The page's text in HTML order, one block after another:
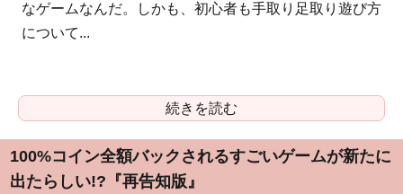
なゲームなんだ。しかも、初心者も手取り足取り遊び方
について...
続きを読む
100%コイン全額バックされるすごいゲームが新たに
出たらしい!?『再告知版』